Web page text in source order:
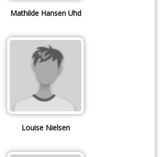
Mathilde Hansen Uhd
Louise Nielsen